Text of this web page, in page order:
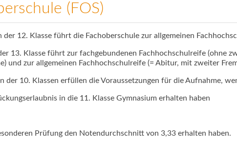
(FOS)
der 12. Klasse führt die Fachoberschule zur allgemeinen
13. Klasse führt zur fachgebundenen Fachhochschulreife (ohne
und zur allgemeinen Fachhochschulreife (= Abitur, mit zweiter
der 10. Klassen erfüllen die Voraussetzungen für die Aufnahme,
in die 11. Klasse Gymnasium erhalten haben
Prüfung den Notendurchschnitt von 3,33 erhalten haben.